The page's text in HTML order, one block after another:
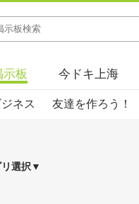
示板 今ドキ上海
ジネス 友達を作ろう！
リ選択▼